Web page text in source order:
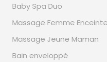
Baby Spa Duo
Massage Femme Enceinte
Massage Jeune Maman
Bain enveloppé